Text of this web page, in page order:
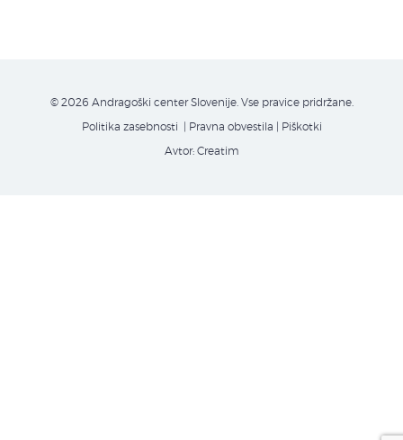
© 2026 Andragoški center Slovenije. Vse pravice pridržane.
Politika zasebnosti | Pravna obvestila Piškotki
Avtor: Creatim